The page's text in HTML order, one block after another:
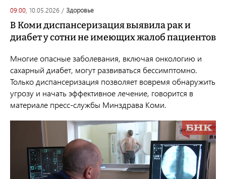
09:00, 10.05.2026 / здоровье
В Коми диспансеризация выявила рак и
диабет у сотни не имеющих жалоб пациентов
Многие опасные заболевания, включая онкологию и
сахарный диабет, могут развиваться бессимптомно.
Только диспансеризация позволяет вовремя обнаружить
угрозу и начать эффективное лечение, говорится в
материале пресс-службы Минздрава Коми.